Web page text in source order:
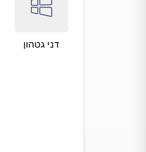
דני גטהון